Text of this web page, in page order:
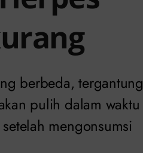
berbeda, tergantung
pulih dalam waktu
mengonsumsi